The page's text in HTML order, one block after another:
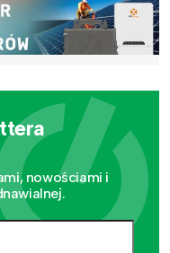
nowościami i